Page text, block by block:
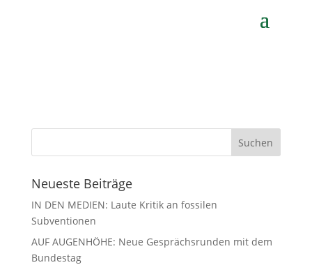
Neueste Beiträge
IN DEN MEDIEN: Laute Kritik an fossilen
Subventionen
AUF AUGENHÖHE: Neue Gesprächsrunden mit dem
Bundestag